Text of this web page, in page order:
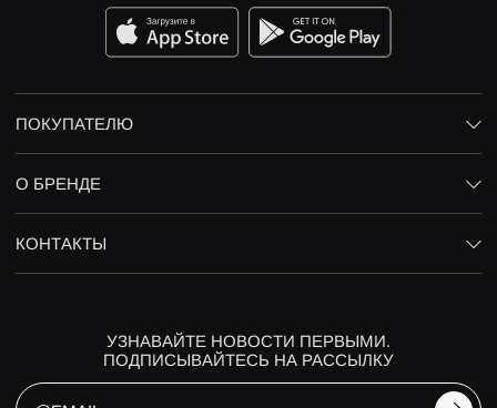
ПОКУПАТЕЛЮ
О БРЕНДЕ
КОНТАКТЫ
УЗНАВАЙТЕ НОВОСТИ ПЕРВЫМИ.
ПОДПИСЫВАЙТЕСЬ НА РАССЫЛКУ